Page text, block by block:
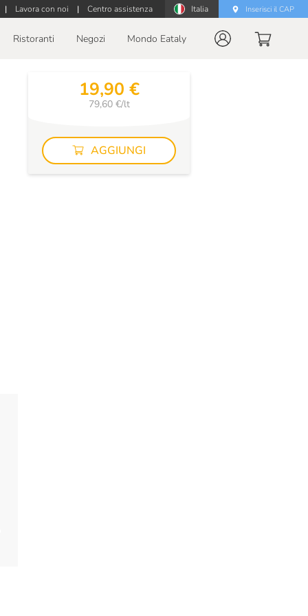
| Lavora con noi | Centro assistenza Italia Inserisci il CAP
Ristoranti Negozi Mondo Eataly
19,90 €
79,60 €/lt
AGGIUNGI